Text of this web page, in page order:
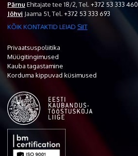
Pärnu Ehitajate tee 18/2, Tel. +372 53 333 460
Jõhvi Jaama 51, Tel. +372 53 333 693
KÕIK KONTAKTID LEIAD SIIT
Privaatsuspoliitika
Müügitingimused
Kauba tagastamine
Korduma kippuvad küsimused